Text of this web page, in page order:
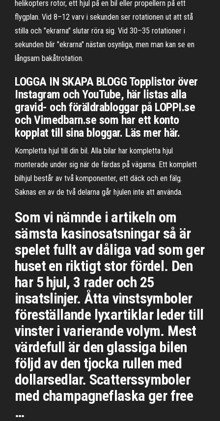
helikopters rotor, ett hjul på en bil eller propellern på ett
flygplan. Vid 8–12 varv i sekunden ser rotationen ut att stå
stilla och "ekrarna" slutar röra sig. Vid 30–35 rotationer i
sekunden blir "ekrarna" nästan osynliga, men man kan se en
långsam bakåtrotation.
LOGGA IN SKAPA BLOGG Topplistor över
Instagram och YouTube, här listas alla
gravid- och föräldrabloggar på LOPPI.se
och Vimedbarn.se som har ett konto
kopplat till sina bloggar. Läs mer här.
Kompletta hjul till din bil. Alla bilar har kompletta hjul
monterade under sig när de färdas på vägarna. Ett komplett
bilhjul består av två komponenter, ett däck och en fälg.
Saknas en av de två delarna går hjulen inte att använda.
Som vi nämnde i artikeln om
sämsta kasinosatsningar så är
spelet fullt av dåliga vad som ger
huset en riktigt stor fördel. Den
har 5 hjul, 3 rader och 25
insatslinjer. Åtta vinstsymboler
föreställande lyxartiklar leder till
vinster i varierande volym. Mest
värdefull är den glassiga bilen
följd av den tjocka rullen med
dollarsedlar. Scatterssymboler
med champagneflaska ger free
…